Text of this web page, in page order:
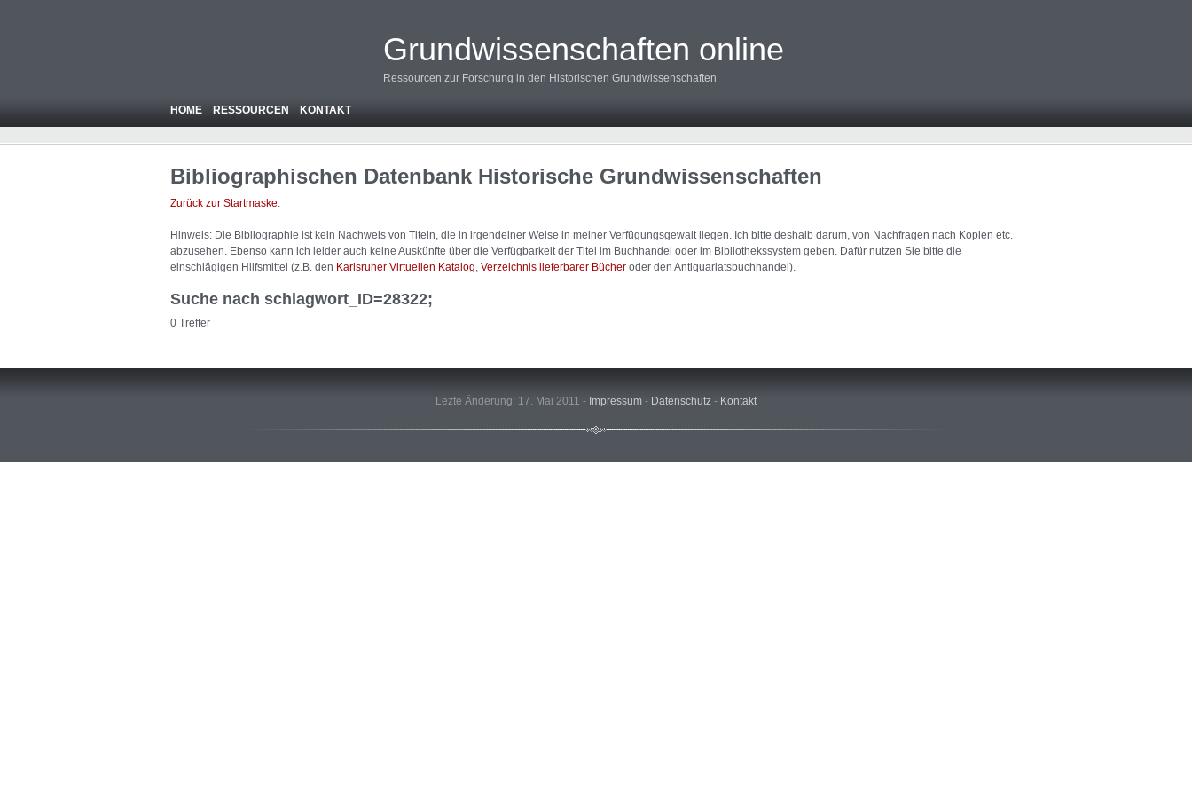
Grundwissenschaften online
Ressourcen zur Forschung in den Historischen Grundwissenschaften
HOME RESSOURCEN KONTAKT
Bibliographischen Datenbank Historische Grundwissenschaften
Zurück zur Startmaske.
Hinweis: Die Bibliographie ist kein Nachweis von Titeln, die in irgendeiner Weise in meiner Verfügungsgewalt liegen. Ich bitte deshalb darum, von Nachfragen nach Kopien etc.
abzusehen. Ebenso kann ich leider auch keine Auskünfte über die Verfügbarkeit der Titel im Buchhandel oder im Bibliothekssystem geben. Dafür nutzen Sie bitte die
einschlägigen Hilfsmittel (z.B. den Karlsruher Virtuellen Katalog Verzeichnis lieferbarer Bücher oder den Antiquariatsbuchhandel).
Suche nach schlagwort_ID=28322;
0 Treffer
Lezte Änderung: 17. Mai 2011 - Impressum - Datenschutz - Kontakt